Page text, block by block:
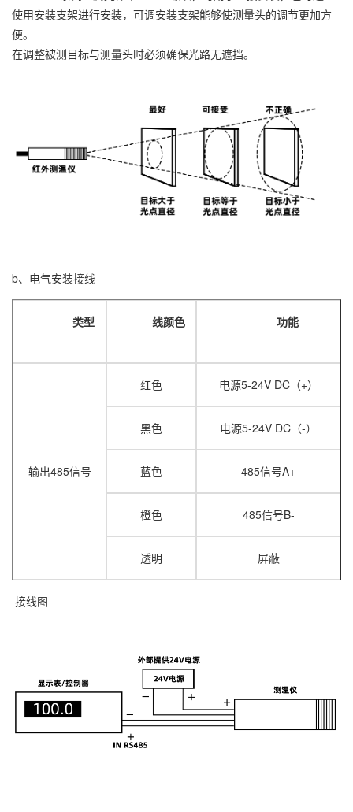
使用安装支架进行安装，可调安装支架能够使测量头的调节更加方
便。
在调整被测目标与测量头时必须确保光路无遮挡。
b、电气安装接线
类型 线颜色 功能
输出485信号
红色 电源5-24V DC（+）
黑色 电源5-24V DC（-）
蓝色 485信号A+
橙色 485信号B-
透明 屏蔽
接线图